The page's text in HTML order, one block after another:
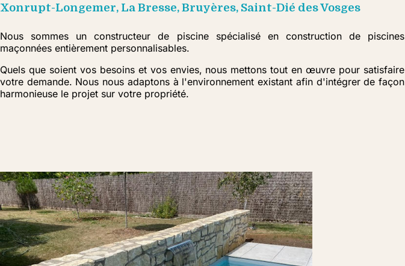
Xonrupt-Longemer, La Bresse, Bruyères, Saint-Dié des Vosges
Nous sommes un constructeur de piscine spécialisé en construction de piscines
maçonnées entièrement personnalisables.
Quels que soient vos besoins et vos envies, nous mettons tout en œuvre pour satisfaire
votre demande. Nous nous adaptons à l'environnement existant afin d'intégrer de façon
harmonieuse le projet sur votre propriété.